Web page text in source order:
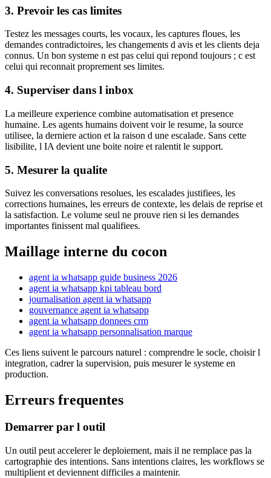
3. Prevoir les cas limites
Testez les messages courts, les vocaux, les captures floues, les
demandes contradictoires, les changements d avis et les clients deja
connus. Un bon systeme n est pas celui qui repond toujours ; c est
celui qui reconnait proprement ses limites.
4. Superviser dans l inbox
La meilleure experience combine automatisation et presence
humaine. Les agents humains doivent voir le resume, la source
utilisee, la derniere action et la raison d une escalade. Sans cette
lisibilite, l IA devient une boite noire et ralentit le support.
5. Mesurer la qualite
Suivez les conversations resolues, les escalades justifiees, les
corrections humaines, les erreurs de contexte, les delais de reprise et
la satisfaction. Le volume seul ne prouve rien si les demandes
importantes finissent mal qualifiees.
Maillage interne du cocon
agent ia whatsapp guide business 2026
agent ia whatsapp kpi tableau bord
journalisation agent ia whatsapp
gouvernance agent ia whatsapp
agent ia whatsapp donnees crm
agent ia whatsapp personnalisation marque
Ces liens suivent le parcours naturel : comprendre le socle, choisir l
integration, cadrer la supervision, puis mesurer le systeme en
production.
Erreurs frequentes
Demarrer par l outil
Un outil peut accelerer le deploiement, mais il ne remplace pas la
cartographie des intentions. Sans intentions claires, les workflows se
multiplient et deviennent difficiles a maintenir.